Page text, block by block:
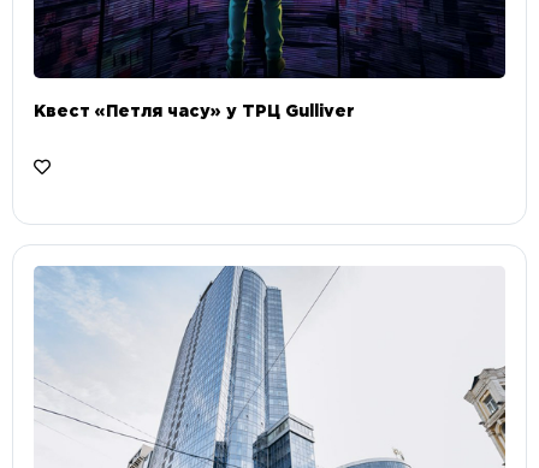
Квест «Петля часу» у ТРЦ Gulliver